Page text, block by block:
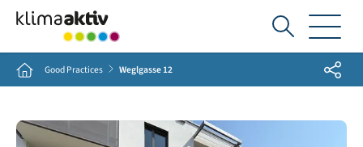
Ich
suche...
Home Good Practices Weglgasse 12 Share